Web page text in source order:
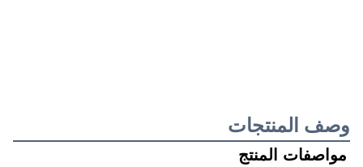
وصف المنتجات
مواصفات المنتج